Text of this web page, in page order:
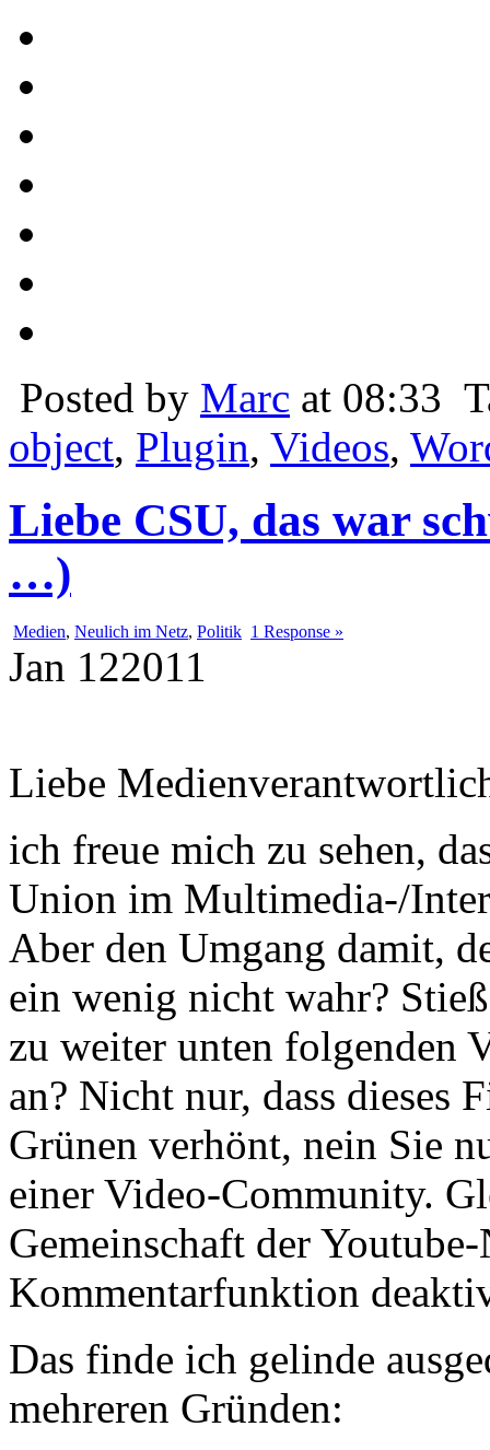
Posted by Marc at 08:33
object, Plugin, Videos,
Liebe CSU, das war
…)
Medien, Neulich im Netz, Politik 1 Response »
Jan 122011
Liebe
ich freue mich zu sehen,
Union im Multimedia-/
Aber den Umgang damit,
ein wenig nicht wahr?
zu weiter unten folgenden
an? Nicht nur, dass dieses
Grünen verhönt, nein Sie
einer Video-Community.
Gemeinschaft der
Kommentarfunktion
Das finde ich gelinde
mehreren Gründen: